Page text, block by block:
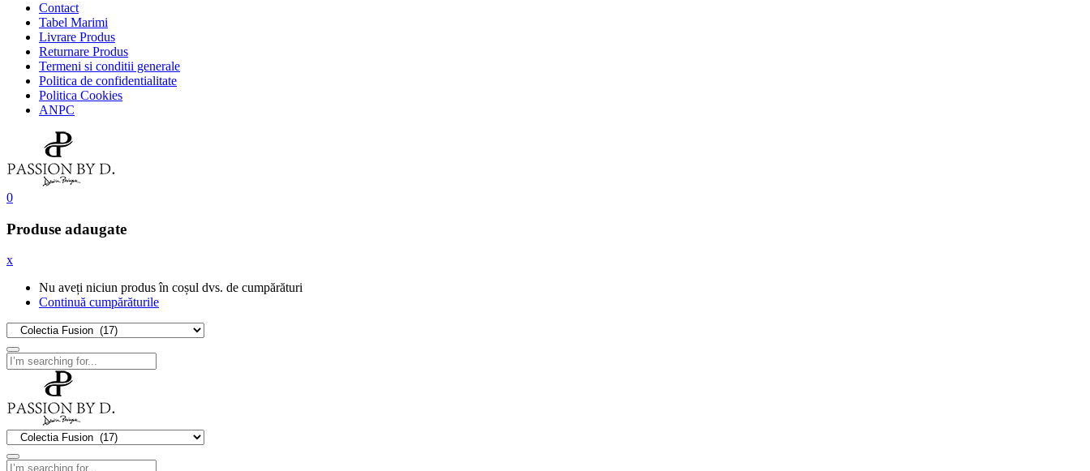
Contact
Tabel Marimi
Livrare Produs
Returnare Produs
Termeni si conditii generale
Politica de confidentialitate
Politica Cookies
ANPC
0
Produse adaugate
x
Nu aveți niciun produs în coșul dvs. de cumpărături
Continuă cumpărăturile